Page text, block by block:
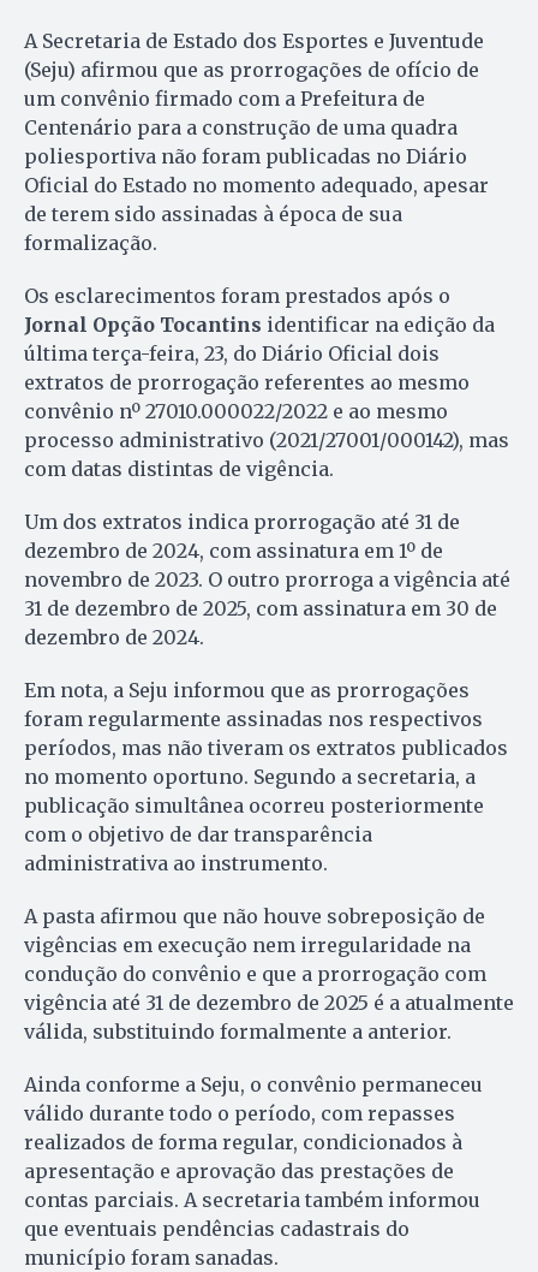
A Secretaria de Estado dos Esportes e Juventude
(Seju) afirmou que as prorrogações de ofício de
um convênio firmado com a Prefeitura de
Centenário para a construção de uma quadra
poliesportiva não foram publicadas no Diário
Oficial do Estado no momento adequado, apesar
de terem sido assinadas à época de sua
formalização.
Os esclarecimentos foram prestados após o
Jornal Opção Tocantins identificar na edição da
última terça-feira, 23, do Diário Oficial dois
extratos de prorrogação referentes ao mesmo
convênio nº 27010.000022/2022 e ao mesmo
processo administrativo (2021/27001/000142), mas
com datas distintas de vigência.
Um dos extratos indica prorrogação até 31 de
dezembro de 2024, com assinatura em 1º de
novembro de 2023. O outro prorroga a vigência até
31 de dezembro de 2025, com assinatura em 30 de
dezembro de 2024.
Em nota, a Seju informou que as prorrogações
foram regularmente assinadas nos respectivos
períodos, mas não tiveram os extratos publicados
no momento oportuno. Segundo a secretaria, a
publicação simultânea ocorreu posteriormente
com o objetivo de dar transparência
administrativa ao instrumento.
A pasta afirmou que não houve sobreposição de
vigências em execução nem irregularidade na
condução do convênio e que a prorrogação com
vigência até 31 de dezembro de 2025 é a atualmente
válida, substituindo formalmente a anterior.
Ainda conforme a Seju, o convênio permaneceu
válido durante todo o período, com repasses
realizados de forma regular, condicionados à
apresentação e aprovação das prestações de
contas parciais. A secretaria também informou
que eventuais pendências cadastrais do
município foram sanadas.